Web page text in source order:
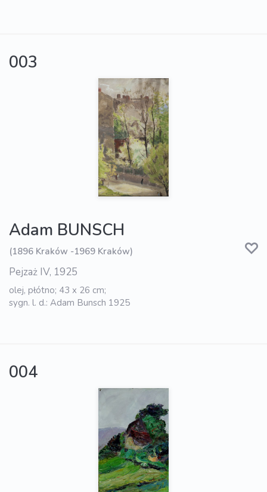
003
Adam BUNSCH
(1896 Kraków -1969 Kraków)
Pejzaż IV, 1925
olej, płótno; 43 x 26 cm;
sygn. l. d.: Adam Bunsch 1925
004